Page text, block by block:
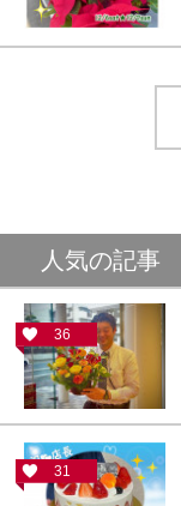
人気の記事
36
31